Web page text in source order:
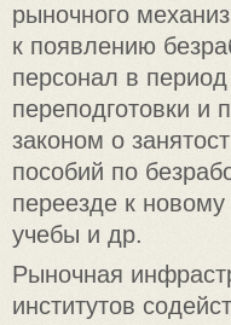
рыночного
к появлению
персонал в
переподготовки и
законом о
пособий по
переезде к
учебы и др.
Рыночная
институтов